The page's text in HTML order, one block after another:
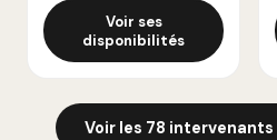
Voir ses
disponibilités
Voir les 78 intervenants